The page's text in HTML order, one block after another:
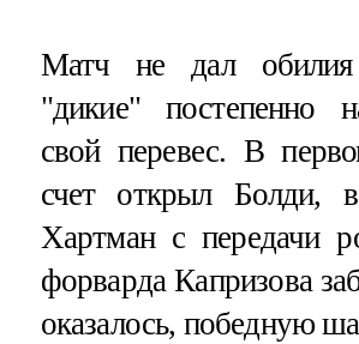
Матч не дал
"дикие" постепенно
свой перевес. В
счет открыл Болди,
Хартман с передачи
форварда Капризова
оказалось, победную